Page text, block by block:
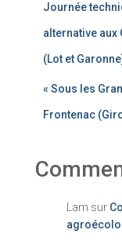
Journée
alternative aux
(Lot et
« Sous les
Frontenac
Lam sur